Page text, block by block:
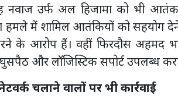
नवाज उर्फ अल हिजामा को भी
हमले में शामिल आतंकियों को सहयोग
के आरोप हैं। वहीं फिरदौस अहमद
और लॉजिस्टिक सपोर्ट उपलब्ध
चलाने वालों पर भी कार्रवाई